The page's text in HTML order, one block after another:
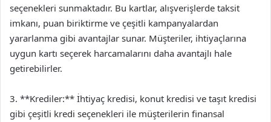
seçenekleri sunmaktadır. Bu kartlar, alışverişlerde taksit
imkanı, puan biriktirme ve çeşitli kampanyalardan
yararlanma gibi avantajlar sunar. Müşteriler, ihtiyaçlarına
uygun kartı seçerek harcamalarını daha avantajlı hale
getirebilirler.
3. **Krediler:** İhtiyaç kredisi, konut kredisi ve taşıt kredisi
gibi çeşitli kredi seçenekleri ile müşterilerin finansal